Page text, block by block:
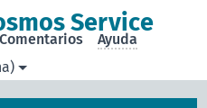
Service
Comentarios Ayuda